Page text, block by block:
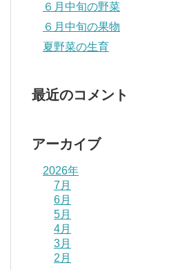
６月中旬の野菜
６月中旬の果物
夏野菜の生育
最近のコメント
アーカイブ
2026年
7月
6月
5月
4月
3月
2月